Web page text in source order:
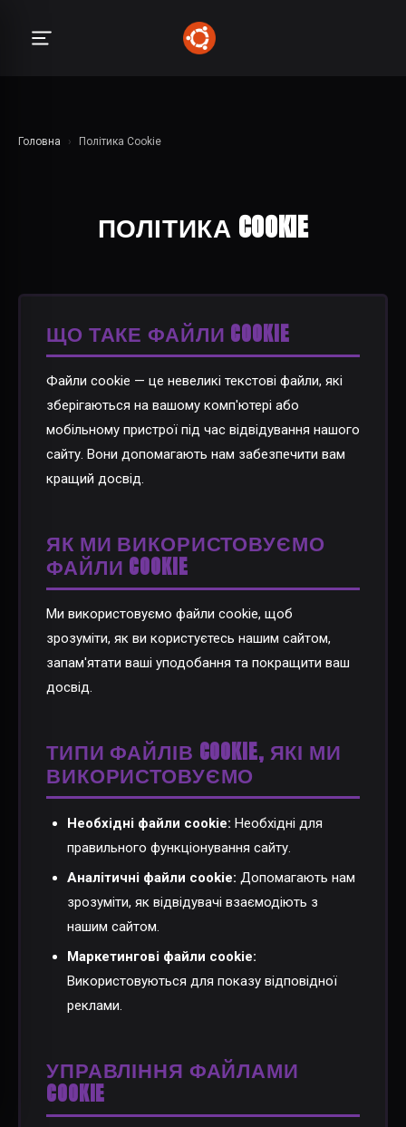
Головна › Політика Cookie
ПОЛІТИКА COOKIE
ЩО ТАКЕ ФАЙЛИ COOKIE
Файли cookie — це невеликі текстові файли, які
зберігаються на вашому комп'ютері або
мобільному пристрої під час відвідування нашого
сайту. Вони допомагають нам забезпечити вам
кращий досвід.
ЯК МИ ВИКОРИСТОВУЄМО
ФАЙЛИ COOKIE
Ми використовуємо файли cookie, щоб
зрозуміти, як ви користуєтесь нашим сайтом,
запам'ятати ваші уподобання та покращити ваш
досвід.
ТИПИ ФАЙЛІВ COOKIE, ЯКІ МИ
ВИКОРИСТОВУЄМО
Необхідні файли cookie: Необхідні для
правильного функціонування сайту.
Аналітичні файли cookie: Допомагають нам
зрозуміти, як відвідувачі взаємодіють з
нашим сайтом.
Маркетингові файли cookie:
Використовуються для показу відповідної
реклами.
УПРАВЛІННЯ ФАЙЛАМИ
COOKIE